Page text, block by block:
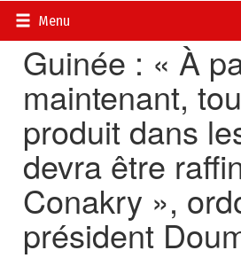
Menu
Accueil>
Guinée : « À
maintenant,
produit dans
devra être
Conakry »,
président